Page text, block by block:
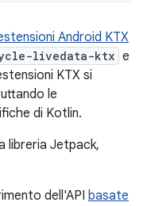
Android KTX
livedata-ktx e
KTX si
le
di Kotlin.
libreria Jetpack,
dell'API basate